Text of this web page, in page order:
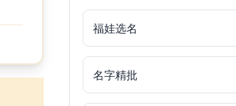
福娃选名
名字精批